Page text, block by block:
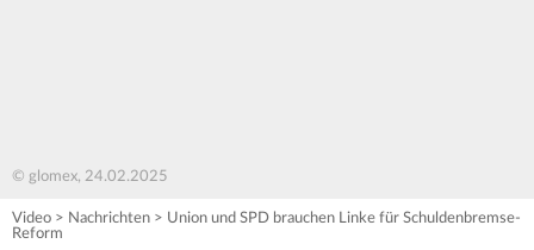
© glomex, 24.02.2025
Video > Nachrichten > Union und SPD brauchen Linke für Schuldenbremse-
Reform